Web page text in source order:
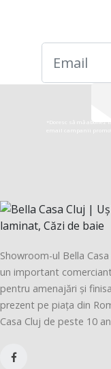
*Doresc să mă
email campanii
Showroom-ul Bella
un important
pentru amenajări și
prezent pe piața din
Casa Cluj de peste 10